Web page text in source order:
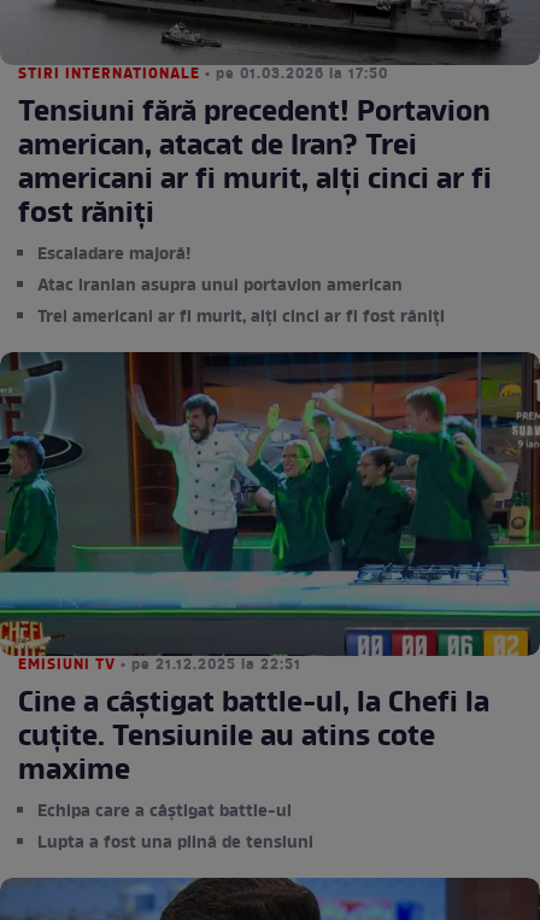
STIRI INTERNATIONALE • pe 01.03.2026 la 17:50
Tensiuni fără precedent! Portavion
american, atacat de Iran? Trei
americani ar fi murit, alți cinci ar fi
fost răniți
Escaladare majoră!
Atac iranian asupra unui portavion american
Trei americani ar fi murit, alți cinci ar fi fost răniți
EMISIUNI TV • pe 21.12.2025 la 22:51
Cine a câștigat battle-ul, la Chefi la
cuțite. Tensiunile au atins cote
maxime
Echipa care a câștigat battle-ul
Lupta a fost una plină de tensiuni